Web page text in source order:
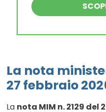
La nota
27 febbraio
La nota MIM n. 2129 del